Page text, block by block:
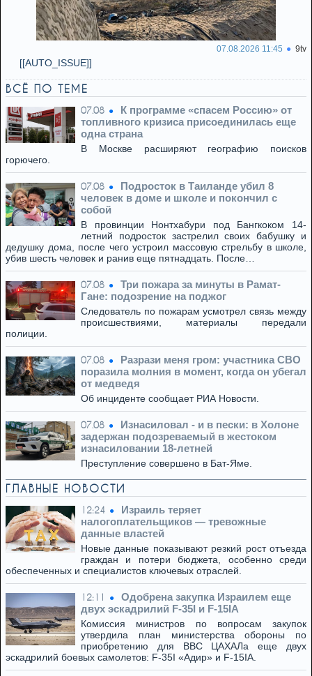
07.08.2026 11:45 9tv
[[AUTO_ISSUE]]
ВСЁ ПО ТЕМЕ
07.08
К программе «спасем Россию» от
топливного кризиса присоединилась еще
одна страна
В Москве расширяют географию поисков
горючего.
07.08
Подросток в Таиланде убил 8
человек в доме и школе и покончил с
собой
В провинции Нонтхабури под Бангкоком 14-
летний подросток застрелил своих бабушку и
дедушку дома, после чего устроил массовую стрельбу в школе,
убив шесть человек и ранив еще пятнадцать. После…
07.08
Три пожара за минуты в Рамат-
Гане: подозрение на поджог
Следователь по пожарам усмотрел связь между
происшествиями, материалы передали
полиции.
07.08
Разрази меня гром: участника СВО
поразила молния в момент, когда он убегал
от медведя
Об инциденте сообщает РИА Новости.
07.08
Изнасиловал - и в пески: в Холоне
задержан подозреваемый в жестоком
изнасиловании 18-летней
Преступление совершено в Бат-Яме.
ГЛАВНЫЕ НОВОСТИ
12:24
Израиль теряет
налогоплательщиков — тревожные
данные властей
Новые данные показывают резкий рост отъезда
граждан и потери бюджета, особенно среди
обеспеченных и специалистов ключевых отраслей.
12:11
Одобрена закупка Израилем еще
двух эскадрилий F-35I и F-15IA
Комиссия министров по вопросам закупок
утвердила план министерства обороны по
приобретению для ВВС ЦАХАЛа еще двух
эскадрилий боевых самолетов: F-35I «Адир» и F-15IA.